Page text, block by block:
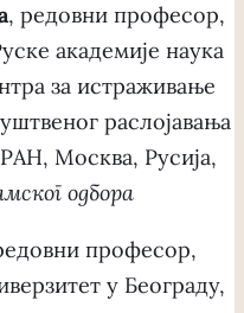
, редовни професор,
академије наука
за истраживање
раслојавања
Москва, Русија,
одбора
професор,
у Београду,